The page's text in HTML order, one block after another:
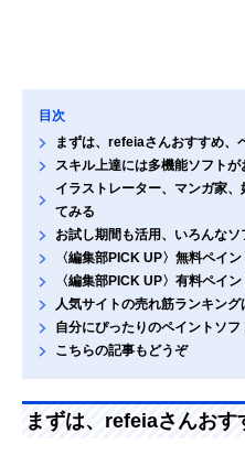
目次
まずは、refeiaさんおすすめ、
スキル上達には多機能ソフトが
イラストレーター、マンガ家
てみる
お試し期間も活用、いろんなソ
〈編集部PICK UP〉無料ペイ
〈編集部PICK UP〉有料ペイ
人気サイトの売れ筋ランキング
自分にぴったりのペイントソフ
こちらの記事もどうぞ
まずは、refeiaさんお